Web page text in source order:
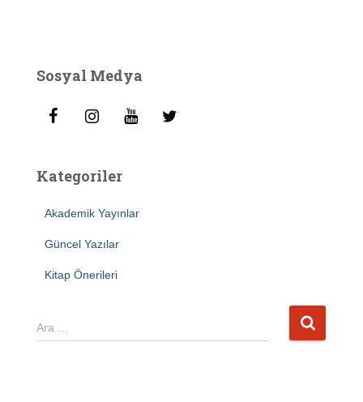
Sosyal Medya
Kategoriler
Akademik Yayınlar
Güncel Yazılar
Kitap Önerileri
A
r
Ara …